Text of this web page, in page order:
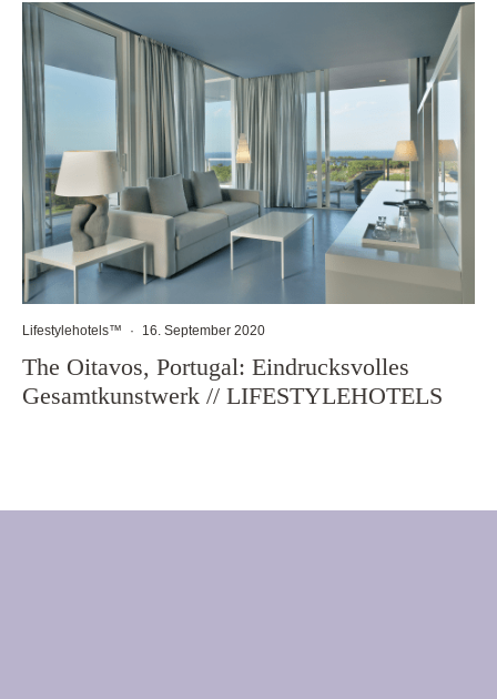
Lifestylehotels™ · 16. September 2020
The Oitavos, Portugal: Eindrucksvolles
Gesamtkunstwerk // LIFESTYLEHOTELS